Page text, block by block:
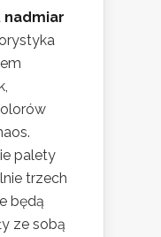
nadmiar
palety
trzech
będą
ze sobą